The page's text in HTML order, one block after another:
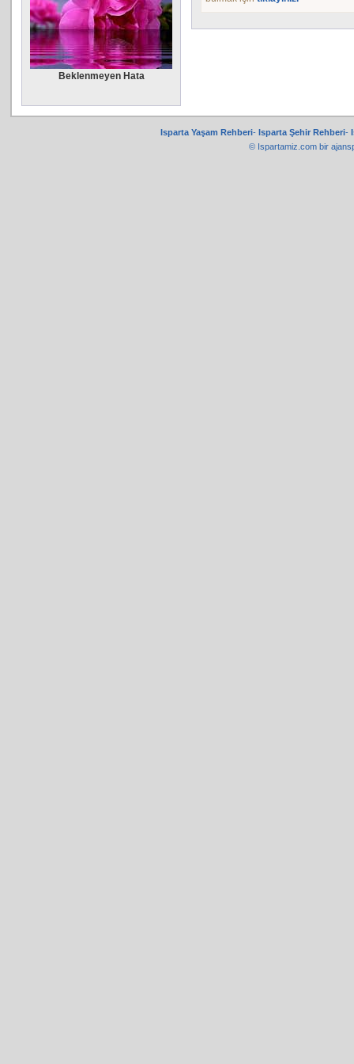
Beklenmeyen Hata
Isparta Yaşam Rehberi- Isparta Şehir Rehberi-
© Ispartamiz.com bir